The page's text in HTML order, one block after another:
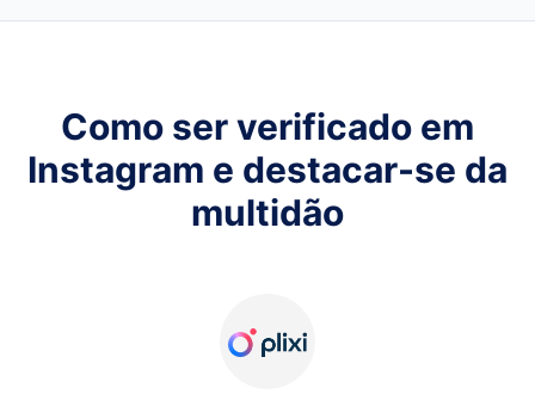
Como ser verificado em
Instagram e destacar-se da
multidão